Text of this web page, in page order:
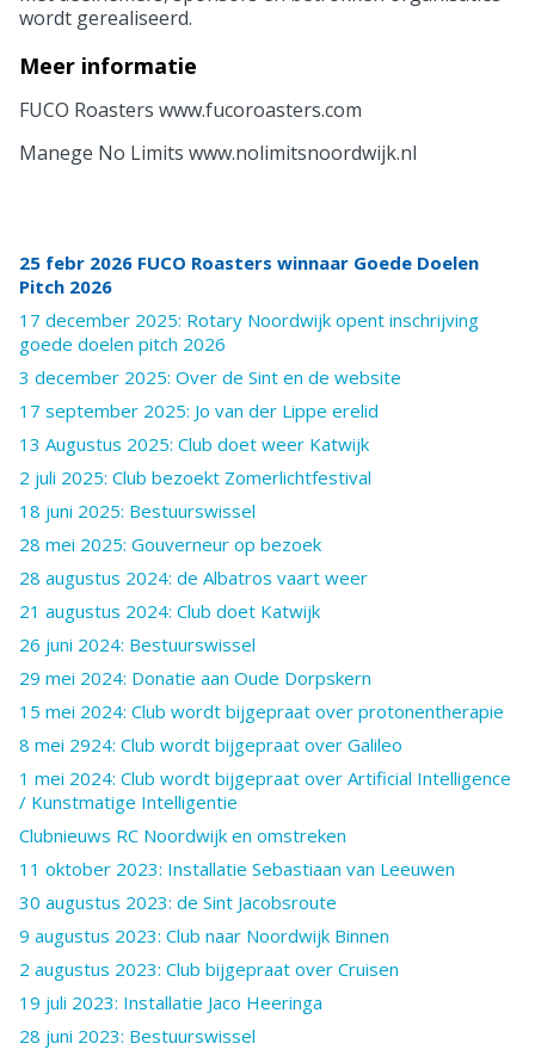
wordt gerealiseerd.
Meer informatie
FUCO Roasters www.fucoroasters.com
Manege No Limits www.nolimitsnoordwijk.nl
25 febr 2026 FUCO Roasters winnaar Goede Doelen
Pitch 2026
17 december 2025: Rotary Noordwijk opent inschrijving
goede doelen pitch 2026
3 december 2025: Over de Sint en de website
17 september 2025: Jo van der Lippe erelid
13 Augustus 2025: Club doet weer Katwijk
2 juli 2025: Club bezoekt Zomerlichtfestival
18 juni 2025: Bestuurswissel
28 mei 2025: Gouverneur op bezoek
28 augustus 2024: de Albatros vaart weer
21 augustus 2024: Club doet Katwijk
26 juni 2024: Bestuurswissel
29 mei 2024: Donatie aan Oude Dorpskern
15 mei 2024: Club wordt bijgepraat over protonentherapie
8 mei 2924: Club wordt bijgepraat over Galileo
1 mei 2024: Club wordt bijgepraat over Artificial Intelligence
/ Kunstmatige Intelligentie
Clubnieuws RC Noordwijk en omstreken
11 oktober 2023: Installatie Sebastiaan van Leeuwen
30 augustus 2023: de Sint Jacobsroute
9 augustus 2023: Club naar Noordwijk Binnen
2 augustus 2023: Club bijgepraat over Cruisen
19 juli 2023: Installatie Jaco Heeringa
28 juni 2023: Bestuurswissel